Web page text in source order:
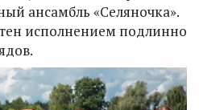
ансамбль «Селяночка».
исполнением подлинно